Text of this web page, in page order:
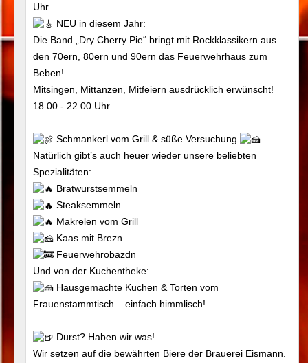
Uhr
NEU in diesem Jahr:
Die Band „Dry Cherry Pie“ bringt mit Rockklassikern aus
den 70ern, 80ern und 90ern das Feuerwehrhaus zum
Beben!
Mitsingen, Mittanzen, Mitfeiern ausdrücklich erwünscht!
18.00 - 22.00 Uhr
Schmankerl vom Grill & süße Versuchung
Natürlich gibt’s auch heuer wieder unsere beliebten
Spezialitäten:
Bratwurstsemmeln
Steaksemmeln
Makrelen vom Grill
Kaas mit Brezn
Feuerwehrobazdn
Und von der Kuchentheke:
Hausgemachte Kuchen & Torten vom
Frauenstammtisch – einfach himmlisch!
Durst? Haben wir was!
Wir setzen auf die bewährten Biere der Brauerei Eismann.